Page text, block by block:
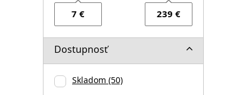
Dostupnosť
Skladom (50)